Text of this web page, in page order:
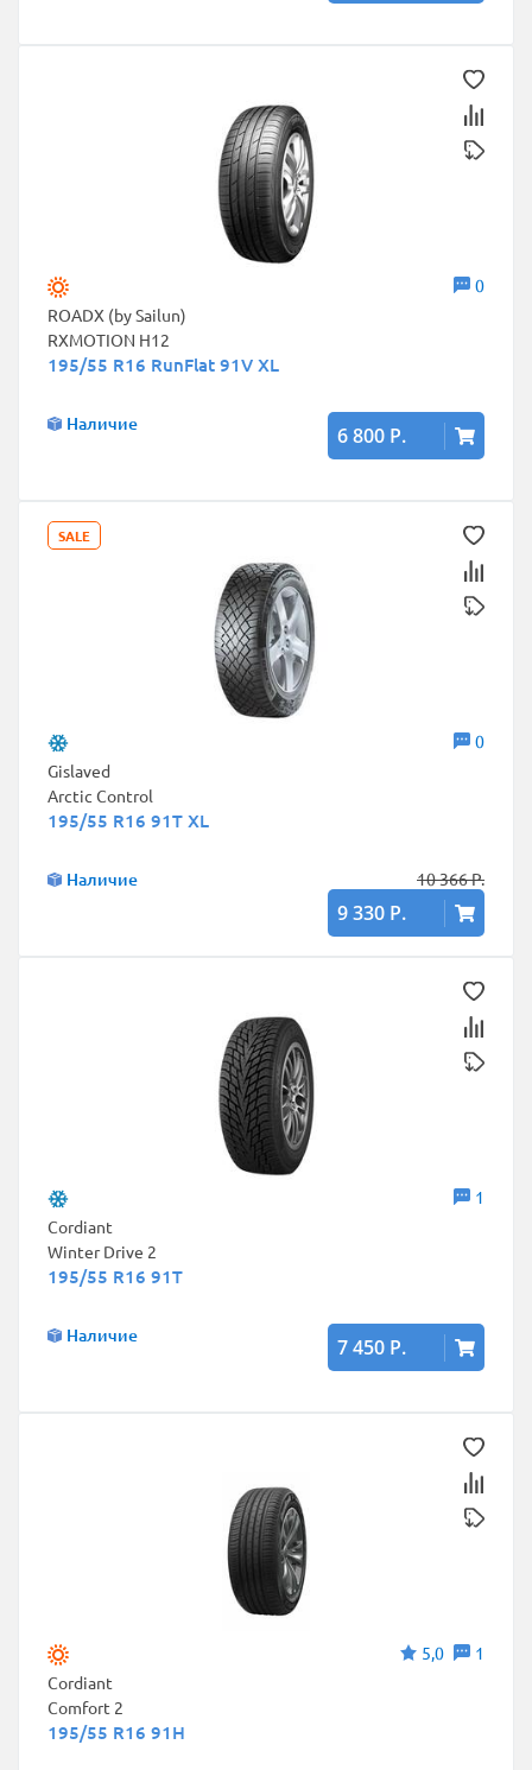
0
ROADX (by Sailun)
RXMOTION H12
195/55 R16 RunFlat 91V XL
Наличие 6 800 Р.
SALE
0
Gislaved
Arctic Control
195/55 R16 91T XL
Наличие 10 366 Р.
9 330 Р.
1
Cordiant
Winter Drive 2
195/55 R16 91T
Наличие 7 450 Р.
5,0
1
Cordiant
Comfort 2
195/55 R16 91H